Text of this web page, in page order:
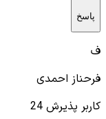
پاسخ
ف
فرحناز احمدی
کاربر پذیرش 24